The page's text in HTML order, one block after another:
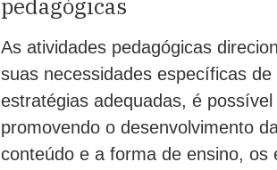
pedagógicas
As atividades pedagógicas
suas necessidades específicas
estratégias adequadas, é
promovendo o desenvolvimento
conteúdo e a forma de ensino, os